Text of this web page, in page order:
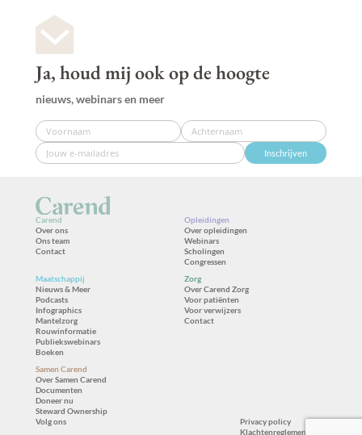
Ja, houd mij ook op de hoogte
nieuws, webinars en meer
Inschrijven
Carend
Over ons
Ons team
Contact
Opleidingen
Over opleidingen
Webinars
Scholingen
Congressen
Maatschappij
Nieuws & Meer
Podcasts
Infographics
Mantelzorg
Rouwinformatie
Publiekswebinars
Boeken
Zorg
Over Carend Zorg
Voor patiënten
Voor verwijzers
Contact
Samen Carend
Over Samen Carend
Documenten
Doneer nu
Steward Ownership
Volg ons
Privacy policy
Klachtenreglement